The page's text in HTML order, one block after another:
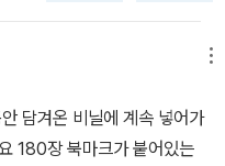
담겨온 비닐에 계속 넣어가
180장 북마크가 붙어있는